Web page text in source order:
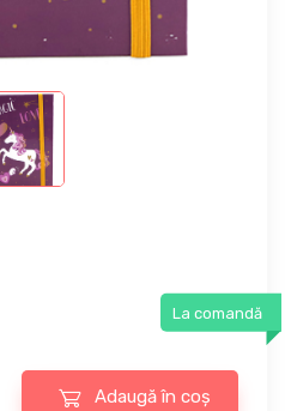
La comandă
Adaugă în coș